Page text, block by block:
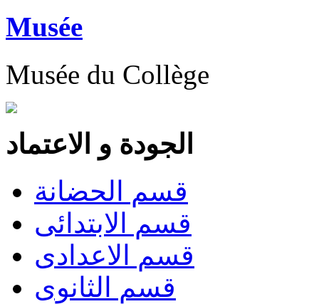
Musée
Musée du Collège
الجودة و الاعتماد
قسم الحضانة
قسم الابتدائى
قسم الاعدادى
قسم الثانوى